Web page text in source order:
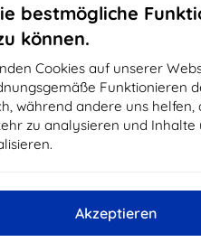
bestmögliche
können.
Cookies auf unserer
Funktionieren
während andere uns helfen,
zu analysieren und Inhalte
Akzeptieren
Maßgeschneidert
16,90 €
15,21 €
Auf Lager > 5 Stk.